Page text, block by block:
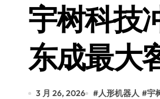
谷歌
全球最小
400层堆叠
宇树科技
东成最大
3 月 26, 2026 #人形机器人 #宇